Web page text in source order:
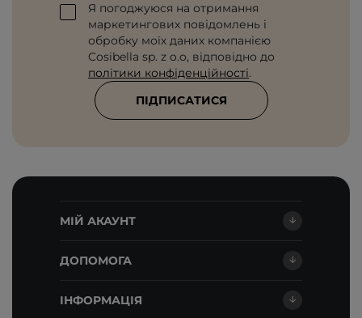
Я погоджуюся на отримання
маркетингових повідомлень і
обробку моїх даних компанією
Cosibella sp. z o.o, відповідно до
політики конфіденційності.
ПІДПИСАТИСЯ
МІЙ АКАУНТ
ДОПОМОГА
ІНФОРМАЦІЯ